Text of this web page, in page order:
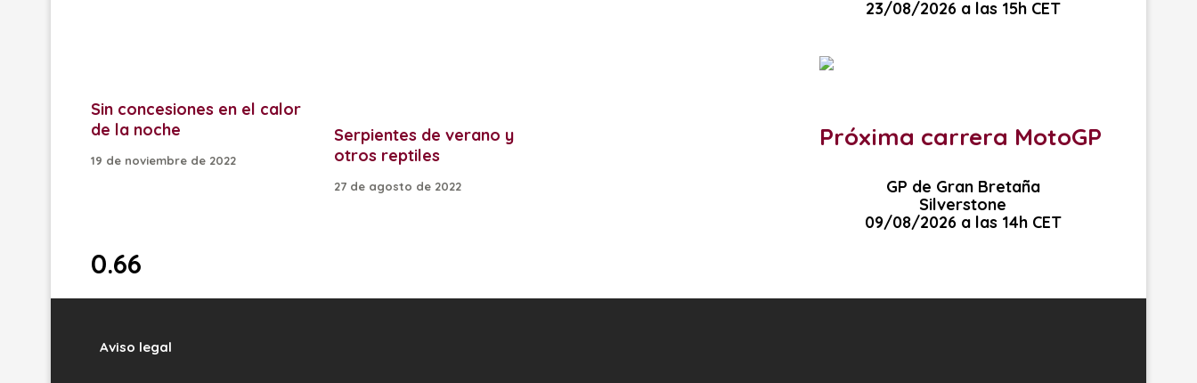
Sin concesiones en el calor
de la noche
19 de noviembre de 2022
Serpientes de verano y
otros reptiles
27 de agosto de 2022
23/08/2026 a las 15h CET
Próxima carrera MotoGP
GP de Gran Bretaña
Silverstone
09/08/2026 a las 14h CET
Aviso legal